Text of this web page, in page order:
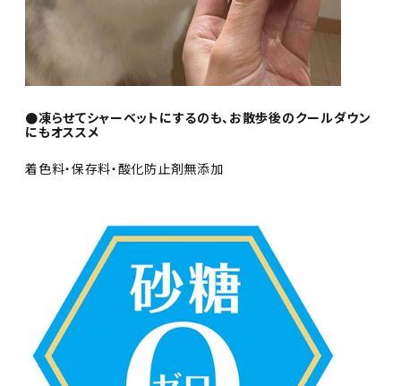
●凍らせてシャーベットにするのも、お散歩後のクールダウン
にもオススメ
着色料・保存料・酸化防止剤無添加